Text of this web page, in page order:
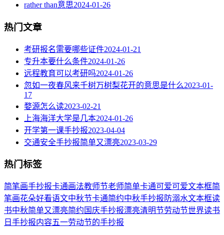
rather than意思2024-01-26
热门文章
考研报名需要哪些证件2024-01-21
专升本要什么条件2024-01-26
远程教育可以考研吗2024-01-26
忽如一夜春风来千树万树梨花开的意思是什么2023-01-
17
婺源怎么读2023-02-21
上海海洋大学是几本2024-01-26
开学第一课手抄报2023-04-04
交通安全手抄报简单又漂亮2023-03-29
热门标签
简笔画手抄报卡通画法教师节老师简单卡通可爱可爱文本框简
笔画花朵好看语文中秋节卡通简约中秋手抄报 防溺水文本框读
书中秋简单又漂亮简约 国庆手抄报漂亮清明节劳动节世界读书
日 手抄报内容五一劳动节的手抄报